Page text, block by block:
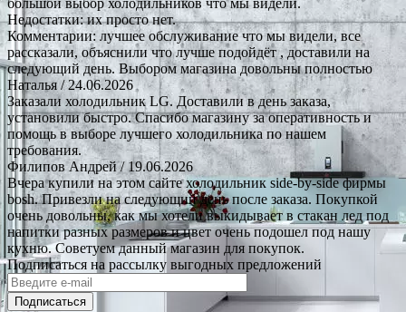
Недостатки: их просто нет.
Комментарии: лучшее обслуживание что мы видели, все
рассказали, объяснили что лучше подойдёт , доставили на
следующий день. Выбором магазина довольны полностью
Наталья / 24.06.2026
Заказали холодильник LG. Доставили в день заказа,
установили быстро. Спасибо магазину за оперативность и
помощь в выборе лучшего холодильника по нашем
требования.
Филипов Андрей/ 19.06.2026
Вчера купили на этом сайте холодильник side-by-side фирмы
bosh. Привезли на следующий день после заказа. Покупкой
очень довольны, как мы хотели выкидывает в стакан лед под
напитки разных размеров и цвет очень подошел под нашу
кухню. Советуем данный магазин для покупок.
Подписаться на рассылку выгодных предложений
Подписаться